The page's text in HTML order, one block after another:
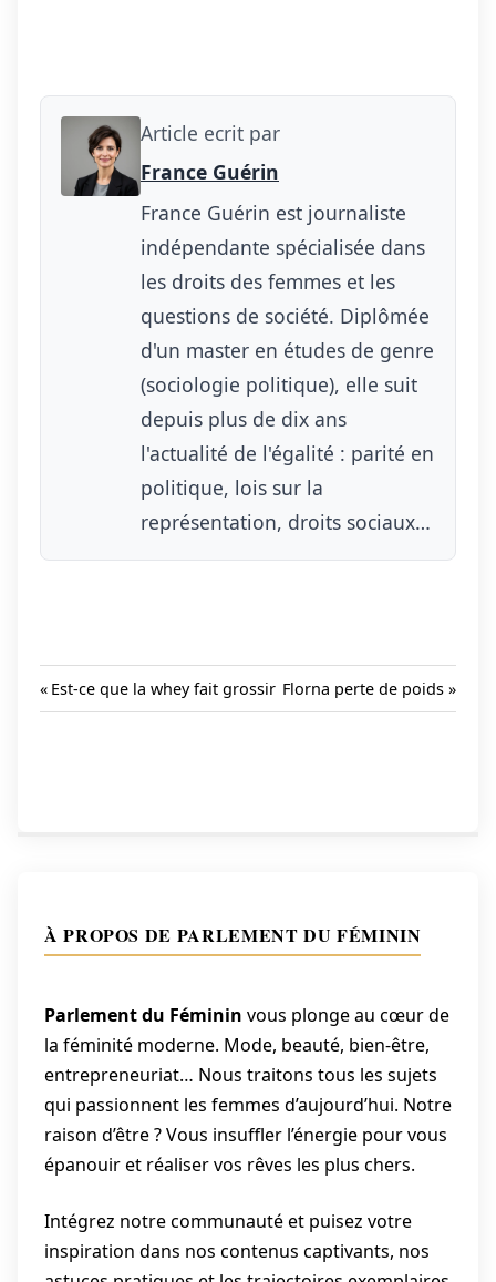
Article ecrit par
France Guérin
France Guérin est journaliste
indépendante spécialisée dans
les droits des femmes et les
questions de société. Diplômée
d'un master en études de genre
(sociologie politique), elle suit
depuis plus de dix ans
l'actualité de l'égalité : parité en
politique, lois sur la
représentation, droits sociaux…
Previous
Post:
Est-ce que la whey fait grossir Next
Post:
Florna perte de poids
À PROPOS DE PARLEMENT DU FÉMININ
Parlement du Féminin vous plonge au cœur de
la féminité moderne. Mode, beauté, bien-être,
entrepreneuriat… Nous traitons tous les sujets
qui passionnent les femmes d’aujourd’hui. Notre
raison d’être ? Vous insuffler l’énergie pour vous
épanouir et réaliser vos rêves les plus chers.
Intégrez notre communauté et puisez votre
inspiration dans nos contenus captivants, nos